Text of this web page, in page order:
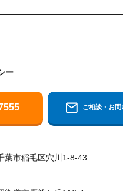
ー
ご相談・お問
葉市稲毛区穴川1-8-43